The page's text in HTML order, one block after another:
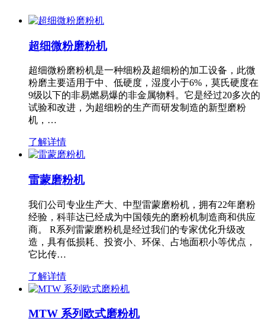
超细微粉磨粉机
超细微粉磨粉机是一种细粉及超细粉的加工设备，此微
粉磨主要适用于中、低硬度，湿度小于6%，莫氏硬度在
9级以下的非易燃易爆的非金属物料。它是经过20多次的
试验和改进，为超细粉的生产而研发制造的新型磨粉
机，…
了解详情
雷蒙磨粉机
我们公司专业生产大、中型雷蒙磨粉机，拥有22年磨粉
经验，科菲达已经成为中国领先的磨粉机制造商和供应
商。 R系列雷蒙磨粉机是经过我们的专家优化升级改
造，具有低损耗、投资小、环保、占地面积小等优点，
它比传…
了解详情
MTW 系列欧式磨粉机